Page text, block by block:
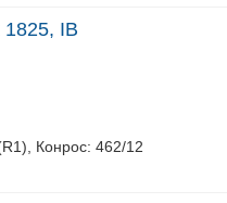
1825, IB
Конрос: 462/12